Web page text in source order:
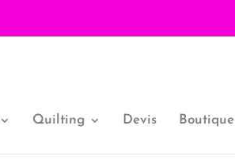
Quilting Devis Boutique